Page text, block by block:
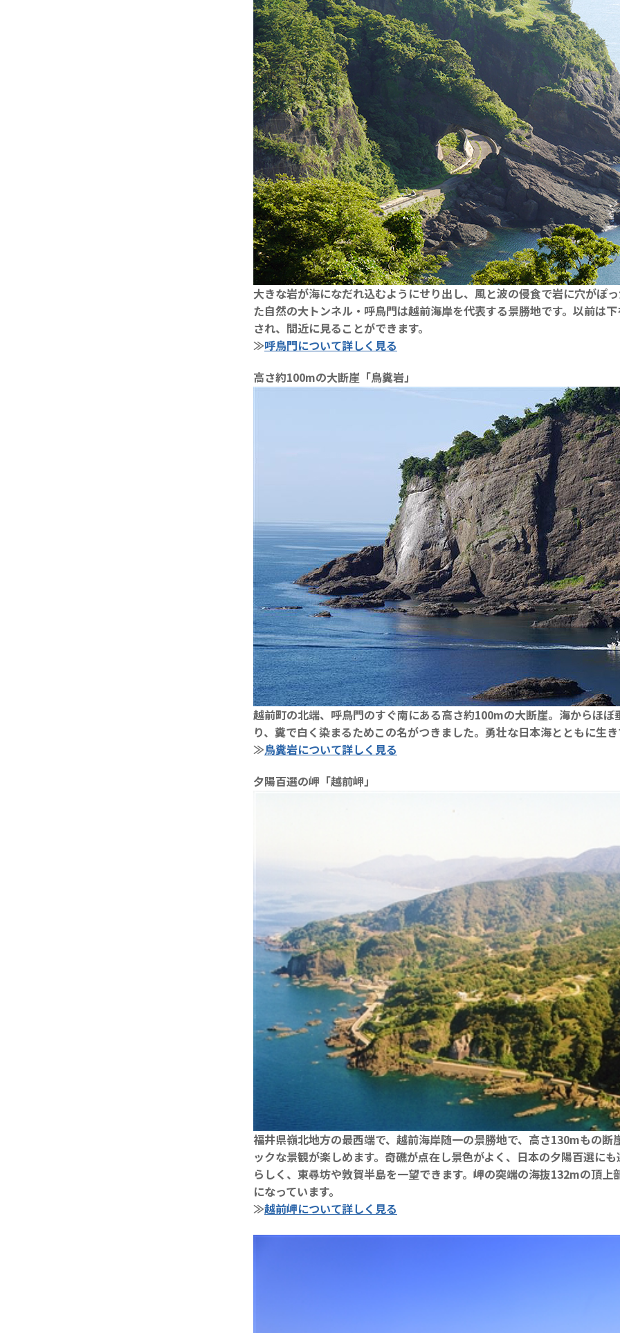
大きな岩が海になだれ込むようにせり出し、風と波の侵食で岩に穴がぽ
た自然の大トンネル・呼鳥門は越前海岸を代表する景勝地です。以前は
され、間近に見ることができます。
≫呼鳥門について詳しく見る
高さ約100mの大断崖「鳥糞岩」
越前町の北端、呼鳥門のすぐ南にある高さ約100mの大断崖。海からほ
り、糞で白く染まるためこの名がつきました。勇壮な日本海とともに生
≫鳥糞岩について詳しく見る
夕陽百選の岬「越前岬」
福井県嶺北地方の最西端で、越前海岸随一の景勝地で、高さ130mもの
ックな景観が楽しめます。奇礁が点在し景色がよく、日本の夕陽百選に
らしく、東尋坊や敦賀半島を一望できます。岬の突端の海抜132mの頂
になっています。
≫越前岬について詳しく見る